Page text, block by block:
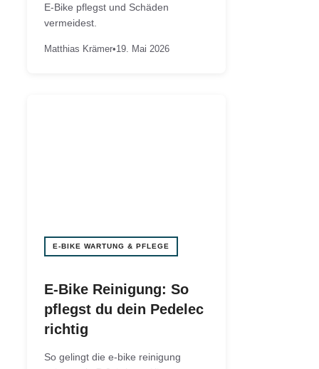
E-Bike pflegst und Schäden
vermeidest.
Matthias Krämer•19. Mai 2026
E-BIKE WARTUNG & PFLEGE
E-Bike Reinigung: So
pflegst du dein Pedelec
richtig
So gelingt die e-bike reinigung